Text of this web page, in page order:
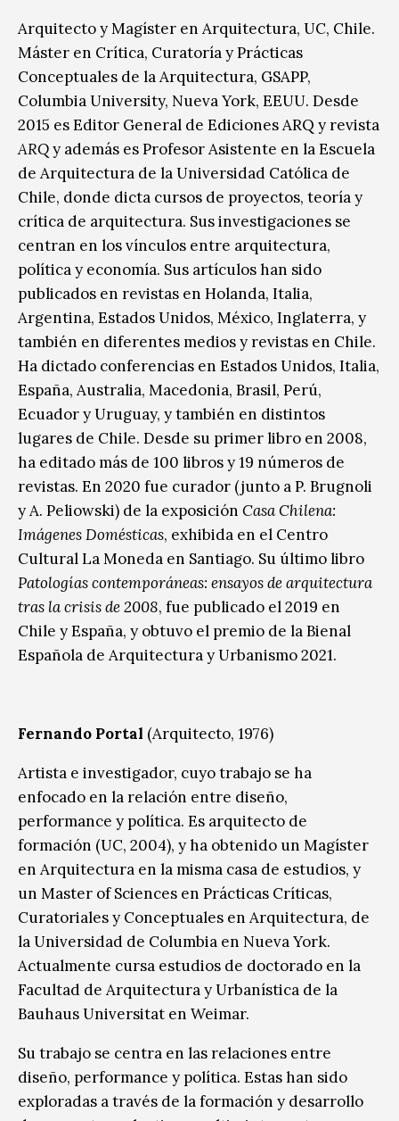
Arquitecto y Magíster en Arquitectura, UC, Chile.
Máster en Crítica, Curatoría y Prácticas
Conceptuales de la Arquitectura, GSAPP,
Columbia University, Nueva York, EEUU. Desde
2015 es Editor General de Ediciones ARQ y revista
ARQy además es Profesor Asistente en la Escuela
de Arquitectura de la Universidad Católica de
Chile, donde dicta cursos de proyectos, teoría y
crítica de arquitectura. Sus investigaciones se
centran en los vínculos entre arquitectura,
política y economía. Sus artículos han sido
publicados en revistas en Holanda, Italia,
Argentina, Estados Unidos, México, Inglaterra, y
también en diferentes medios y revistas en Chile.
Ha dictado conferencias en Estados Unidos, Italia,
España, Australia, Macedonia, Brasil, Perú,
Ecuador y Uruguay, y también en distintos
lugares de Chile. Desde su primer libro en 2008,
ha editado más de 100 libros y 19 números de
revistas. En 2020 fue curador (junto a P. Brugnoli
y A. Peliowski) de la exposición Casa Chilena:
Imágenes Domésticas, exhibida en el Centro
Cultural La Moneda en Santiago. Su último libro
Patologías contemporáneas: ensayos de arquitectura
tras la crisis de 2008, fue publicado el 2019 en
Chile y España, y obtuvo el premio de la Bienal
Española de Arquitectura y Urbanismo 2021.
Fernando Portal (Arquitecto, 1976)
Artista e investigador, cuyo trabajo se ha
enfocado en la relación entre diseño,
performance y política. Es arquitecto de
formación (UC, 2004), y ha obtenido un Magíster
en Arquitectura en la misma casa de estudios, y
un Master of Sciences en Prácticas Críticas,
Curatoriales y Conceptuales en Arquitectura, de
la Universidad de Columbia en Nueva York.
Actualmente cursa estudios de doctorado en la
Facultad de Arquitectura y Urbanística de la
Bauhaus Universitat en Weimar.
Su trabajo se centra en las relaciones entre
diseño, performance y política. Estas han sido
exploradas a través de la formación y desarrollo